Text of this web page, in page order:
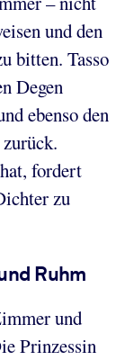
und den
bitten. Tasso
Degen
ebenso den
fordert
zu
Ruhm
und
Prinzessin